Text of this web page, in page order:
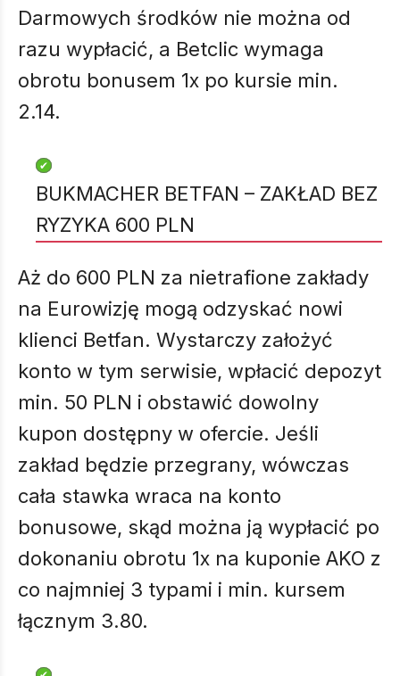
Darmowych środków nie można od
razu wypłacić, a Betclic wymaga
obrotu bonusem 1x po kursie min.
2.14.
BUKMACHER BETFAN – ZAKŁAD BEZ
RYZYKA 600 PLN
Aż do 600 PLN za nietrafione zakłady
na Eurowizję mogą odzyskać nowi
klienci Betfan. Wystarczy założyć
konto w tym serwisie, wpłacić depozyt
min. 50 PLN i obstawić dowolny
kupon dostępny w ofercie. Jeśli
zakład będzie przegrany, wówczas
cała stawka wraca na konto
bonusowe, skąd można ją wypłacić po
dokonaniu obrotu 1x na kuponie AKO z
co najmniej 3 typami i min. kursem
łącznym 3.80.